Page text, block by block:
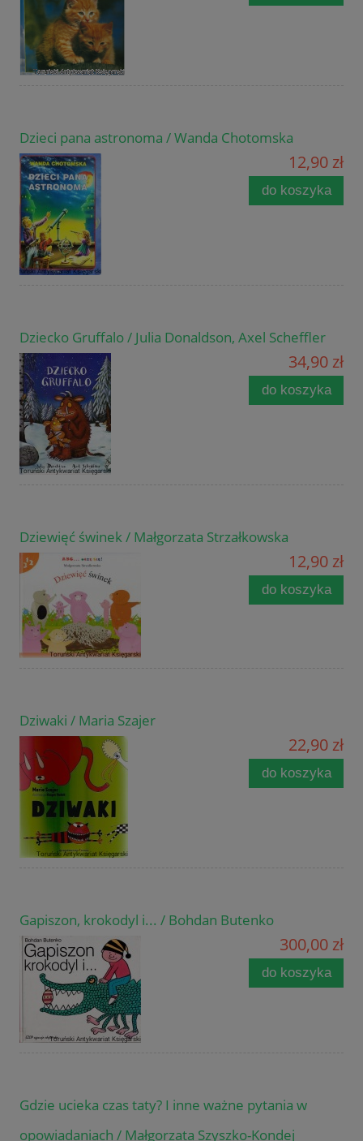
Dzieci pana astronoma / Wanda Chotomska
12,90 zł
do koszyka
Dziecko Gruffalo / Julia Donaldson, Axel Scheffler
34,90 zł
do koszyka
Dziewięć świnek / Małgorzata Strzałkowska
12,90 zł
do koszyka
Dziwaki / Maria Szajer
22,90 zł
do koszyka
Gapiszon, krokodyl i... / Bohdan Butenko
300,00 zł
do koszyka
Gdzie ucieka czas taty? I inne ważne pytania w
opowiadaniach / Małgorzata Szyszko-Kondej